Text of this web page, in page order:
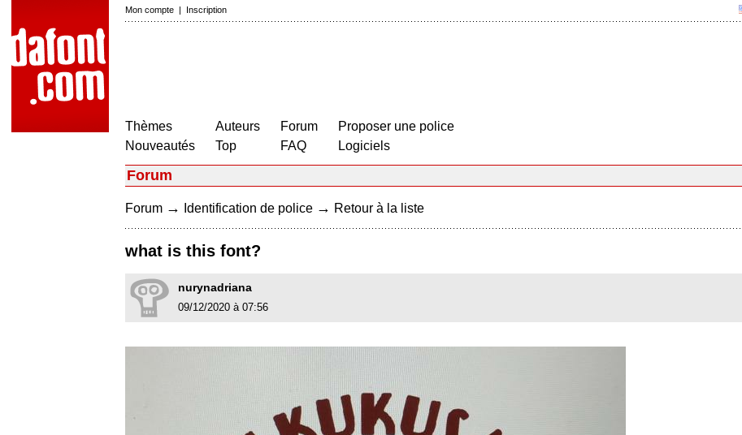
Mon compte | Inscription
Thèmes
Nouveautés
Auteurs
Top
Forum
FAQ
Proposer une police
Logiciels
Forum
Forum → Identification de police → Retour à la liste
what is this font?
nurynadriana
09/12/2020 à 07:56